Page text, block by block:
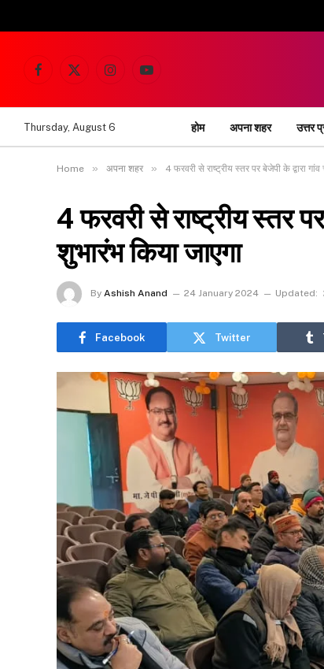
Facebook
X
InstagramYouTube
Thursday, August 6 होम अपना शहर उत्तर
Home » अपना शहर » 4 फरवरी से राष्ट्रीय स्तर पर बेजेपी के द्वारा
4 फरवरी से राष्ट्रीय स्तर
शुभारंभ किया जाएगा
By Ashish Anand 24 January 2024 Updated:
Facebook Twitter